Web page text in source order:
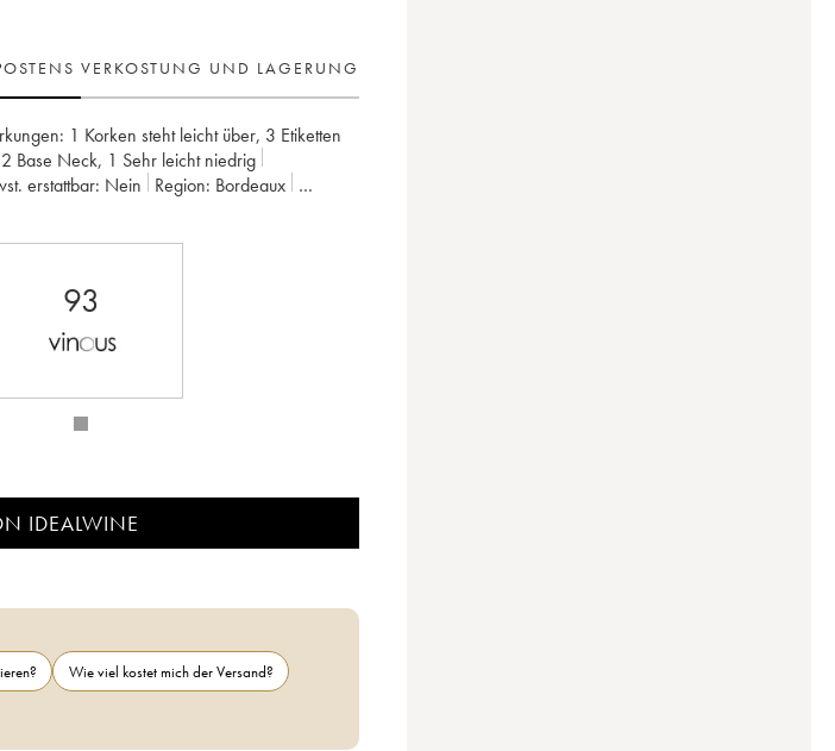
VERKOSTUNG UND LAGERUNG
1 Korken steht leicht über, 3 Etiketten
2 Base Neck, 1 Sehr leicht niedrig
erstattbar: nein Region:
Bordeaux
93
IDEALWINE
Wie viel kostet mich der Versand?